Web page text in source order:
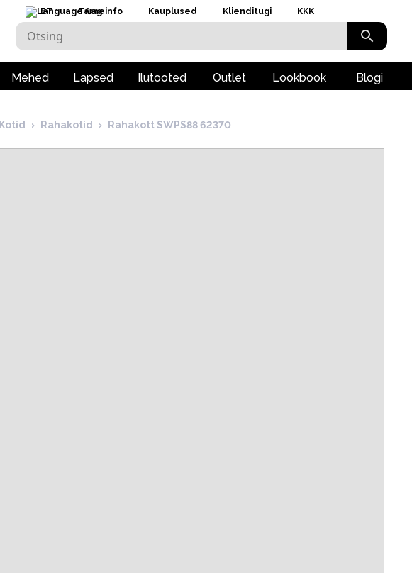
ET Tarneinfo Kauplused Klienditugi KKK
Mehed Lapsed Ilutooted Outlet Lookbook Blogi
Kotid › Rahakotid › Rahakott SWPS88 62370